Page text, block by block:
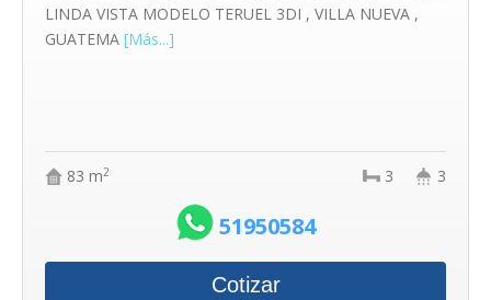
LINDA VISTA MODELO TERUEL 3DI , VILLA NUEVA ,
GUATEMA [Más...]
83 m2 3
3
51950584
Cotizar